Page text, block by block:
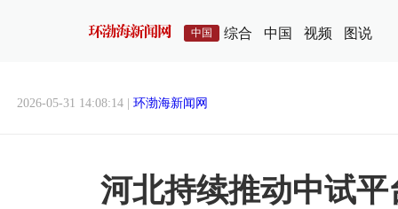
中国 综合 中国 视频 图说
2026-05-31 14:08:14 | 环渤海新闻网
河北持续推动中试